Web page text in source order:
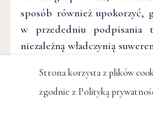
sposób również upokorzyć,
w przededniu podpisania
niezależną władczynią
Śmierć królowej do dziś
Istnieje kilka wersji, według
żmii przeszmuglowanej
Strona korzysta z plików
zgodnie z Polityką